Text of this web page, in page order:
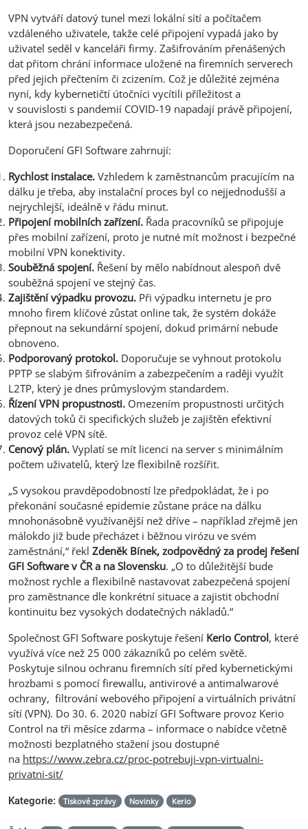
VPN vytváří datový tunel mezi lokální sítí a počítačem
vzdáleného uživatele, takže celé připojení vypadá jako by
uživatel seděl v kanceláři firmy. Zašifrováním přenášených
dat přitom chrání informace uložené na firemních serverech
před jejich přečtením či zcizením. Což je důležité zejména
nyní, kdy kybernetičtí útočníci vycítili příležitost a
v souvislosti s pandemií COVID-19 napadají právě připojení,
která jsou nezabezpečená.
Doporučení GFI Software zahrnují:
Rychlost instalace. Vzhledem k zaměstnancům pracujícím na
dálku je třeba, aby instalační proces byl co nejjednodušší a
nejrychlejší, ideálně v řádu minut.
Připojení mobilních zařízení. Řada pracovníků se připojuje
přes mobilní zařízení, proto je nutné mít možnost i bezpečné
mobilní VPN konektivity.
Souběžná spojení. Řešení by mělo nabídnout alespoň dvě
souběžná spojení ve stejný čas.
Zajištění výpadku provozu. Při výpadku internetu je pro
mnoho firem klíčové zůstat online tak, že systém dokáže
přepnout na sekundární spojení, dokud primární nebude
obnoveno.
Podporovaný protokol. Doporučuje se vyhnout protokolu
PPTP se slabým šifrováním a zabezpečením a raději využít
L2TP, který je dnes průmyslovým standardem.
Řízení VPN propustnosti. Omezením propustnosti určitých
datových toků či specifických služeb je zajištěn efektivní
provoz celé VPN sítě.
Cenový plán. Vyplatí se mít licenci na server s minimálním
počtem uživatelů, který lze flexibilně rozšířit.
„S vysokou pravděpodobností lze předpokládat, že i po
překonání současné epidemie zůstane práce na dálku
mnohonásobně využívanější než dříve – například zřejmě jen
málokdo již bude přecházet i běžnou virózu ve svém
zaměstnání,“ řekl Zdeněk Bínek, zodpovědný za prodej řešení
GFI Software v ČR a na Slovensku. „O to důležitější bude
možnost rychle a flexibilně nastavovat zabezpečená spojení
pro zaměstnance dle konkrétní situace a zajistit obchodní
kontinuitu bez vysokých dodatečných nákladů.“
Společnost GFI Software poskytuje řešení Kerio Control, které
využívá více než 25 000 zákazníků po celém světě.
Poskytuje silnou ochranu firemních sítí před kybernetickými
hrozbami s pomocí firewallu, antivirové a antimalwarové
ochrany, filtrování webového připojení a virtuálních privátní
sítí (VPN). Do 30. 6. 2020 nabízí GFI Software provoz Kerio
Control na tři měsíce zdarma – informace o nabídce včetně
možnosti bezplatného stažení jsou dostupné
na https://www.zebra.cz/proc-potrebuji-vpn-virtualni-
privatni-sit/
Kategorie: Tiskové zprávy Novinky Kerio